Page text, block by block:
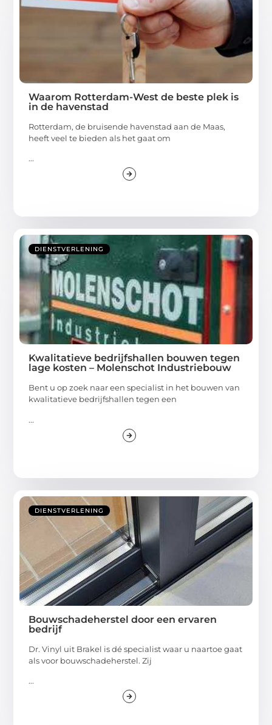
Waarom Rotterdam-West de beste plek is
in de havenstad
Rotterdam, de bruisende havenstad aan de Maas,
heeft veel te bieden als het gaat om
...
DIENSTVERLENING
Kwalitatieve bedrijfshallen bouwen tegen
lage kosten – Molenschot Industriebouw
Bent u op zoek naar een specialist in het bouwen van
kwalitatieve bedrijfshallen tegen een
...
DIENSTVERLENING
Bouwschadeherstel door een ervaren
bedrijf
Dr. Vinyl uit Brakel is dé specialist waar u naartoe gaat
als voor bouwschadeherstel. Zij
...